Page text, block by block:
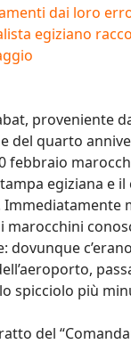
dai loro
egiziano
proveniente
del quarto
febbraio
egiziana e
marocchini
dovunque
spicciolo più
del